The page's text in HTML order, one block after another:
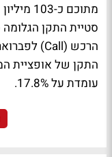
מתוכם
סטיית התקן
עומדת על 17.8%.